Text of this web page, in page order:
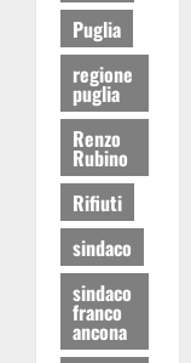
Puglia
regione
puglia
Renzo
Rubino
Rifiuti
sindaco
sindaco
franco
ancona